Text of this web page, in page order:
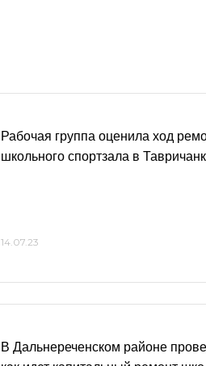
Рабочая группа оценила ход
школьного спортзала в
14.07.23
В Дальнереченском районе